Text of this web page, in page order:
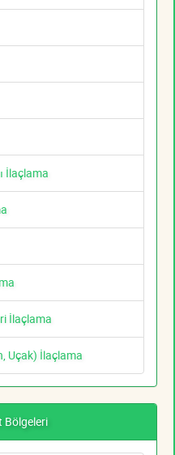
İlaçlama
İlaçlama
Uçak) İlaçlama
Bölgeleri